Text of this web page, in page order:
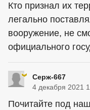
Кто признал их
легально
вооружение, не
официального
Серж-667
4 декабря 2021
Почитайте под